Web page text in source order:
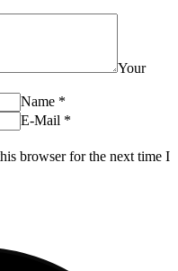
Your
Name *
E-Mail *
browser for the next time I